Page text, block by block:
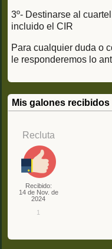
3º- Destinarse al
incluido el CIR
Para cualquier duda o
le responderemos lo
Mis galones recibidos
Recluta
Recibido:
14 de Nov. de
2024
1